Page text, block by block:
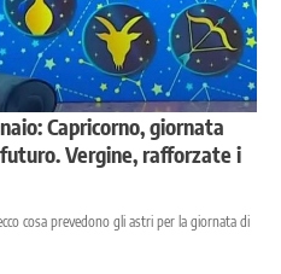
Capricorno, giornata
Vergine, rafforzate i
cosa prevedono gli astri per la giornata di